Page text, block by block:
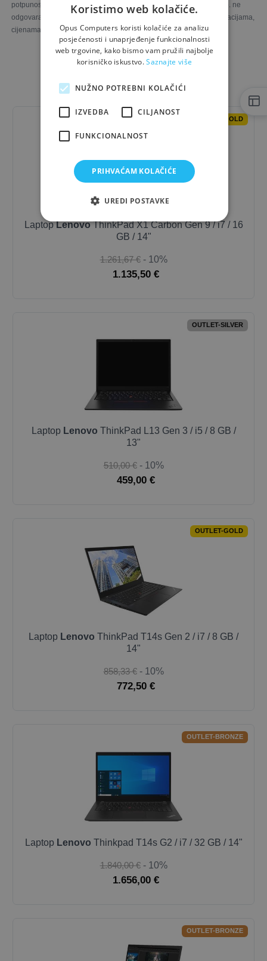
potpunosti odgovarati stvarnim proizvodima. Opus Computers d.o.o. ne
odgovara za eventualne nesukladnosti u slikama, opisima, specifikacijama,
cijenama i raspoloživim količinama proizvoda.
OUTLET-GOLD
LaptopLenovoThinkPad X1 Carbon Gen 9 / i7 / 16
GB / 14"
1.261,67 € - 10%
1.135,50 €
OUTLET-SILVER
Laptop Lenovo ThinkPad L13 Gen 3 / i5 / 8 GB /
13"
510,00 € - 10%
459,00 €
OUTLET-GOLD
Laptop Lenovo ThinkPad T14s Gen 2 / i7 / 8 GB /
14"
858,33 € - 10%
772,50 €
OUTLET-BRONZE
Laptop Lenovo Thinkpad T14s G2 / i7 / 32 GB / 14"
1.840,00 € - 10%
1.656,00 €
OUTLET-BRONZE
Koristimo web kolačiće.
Opus Computers koristi kolačiće za analizu
posjećenosti i unaprjeđenje funkcionalnosti
web trgovine, kako bismo vam pružili najbolje
korisničko iskustvo.Saznajte više
NUŽNO POTREBNI KOLAČIĆI
IZVEDBA CILJANOST
FUNKCIONALNOST
PRIHVAĆAM KOLAČIĆE
UREDI POSTAVKE